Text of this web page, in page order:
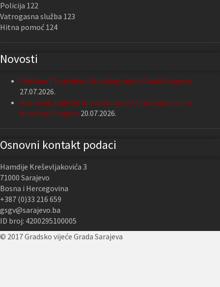
Policija 122
Vatrogasna služba 123
Hitna pomoć 124
Novosti
Održana 13. sjednica Gradskog vijeća Grada Sarajeva
27.07.2026.
Nastavak podrške Grada Sarajeva Udruženju slijepih
Kantona Sarajevo 20.07.2026.
Osnovni kontakt podaci
Hamdije Kreševljakovića 3
71000 Sarajevo
Bosna i Hercegovina
+387 (0)33 216 659
gsgv@sarajevo.ba
ID broj: 4200295100005
© 2017 Gradsko vijeće Grada Sarajeva